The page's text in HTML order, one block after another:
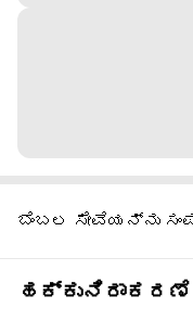
ಬೆಂಬಲ ಸೇವೆಯನ್ನು
ಹಕ್ಕುನಿರಾಕರಣೆ